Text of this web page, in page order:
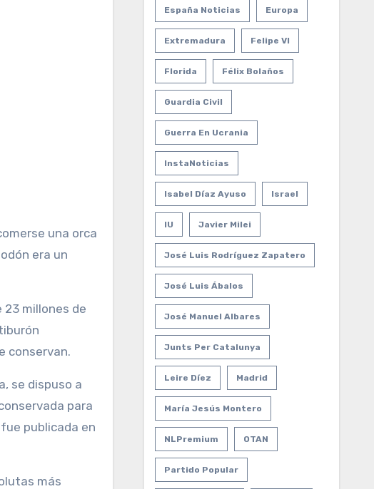
era un
23 millones de
conservan.
se dispuso a
para
publicada en
más
España Noticias Europa
Extremadura Felipe VI
Florida Félix Bolaños
Guardia Civil
Guerra En Ucrania
InstaNoticias
Isabel Díaz Ayuso Israel
IU Javier Milei
José Luis Rodríguez Zapatero
José Luis Ábalos
José Manuel Albares
Junts Per Catalunya
Leire Díez Madrid
María Jesús Montero
NLPremium OTAN
Partido Popular